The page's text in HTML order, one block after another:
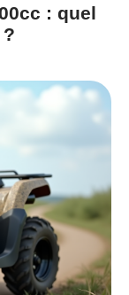
: quel